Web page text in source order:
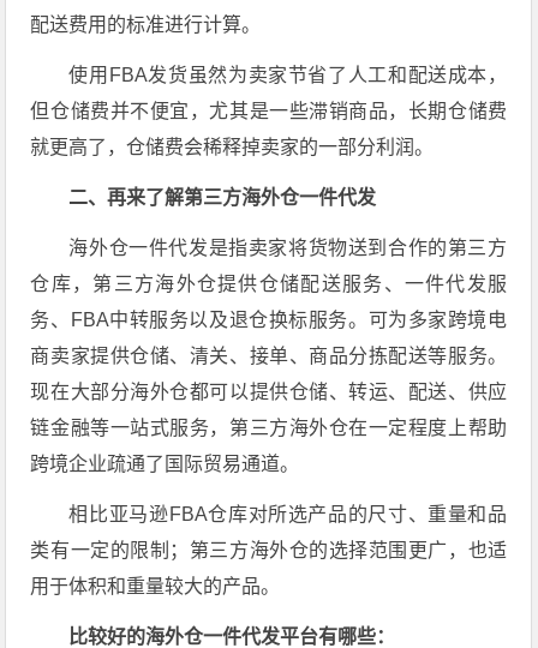
配送费用的标准进行计算。
使用FBA发货虽然为卖家节省了人工和配送成本，
但仓储费并不便宜，尤其是一些滞销商品，长期仓储费
就更高了，仓储费会稀释掉卖家的一部分利润。
二、再来了解第三方海外仓一件代发
海外仓一件代发是指卖家将货物送到合作的第三方
仓库，第三方海外仓提供仓储配送服务、一件代发服
务、FBA中转服务以及退仓换标服务。可为多家跨境电
商卖家提供仓储、清关、接单、商品分拣配送等服务。
现在大部分海外仓都可以提供仓储、转运、配送、供应
链金融等一站式服务，第三方海外仓在一定程度上帮助
跨境企业疏通了国际贸易通道。
相比亚马逊FBA仓库对所选产品的尺寸、重量和品
类有一定的限制；第三方海外仓的选择范围更广，也适
用于体积和重量较大的产品。
比较好的海外仓一件代发平台有哪些：